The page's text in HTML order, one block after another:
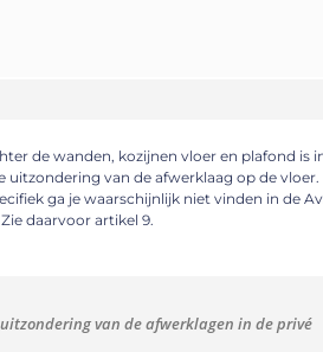
de wanden, kozijnen vloer en plafond is
uitzondering van de afwerklaag op de vloer.
ga je waarschijnlijk niet vinden in de
daarvoor artikel 9.
van de afwerklagen in de privé